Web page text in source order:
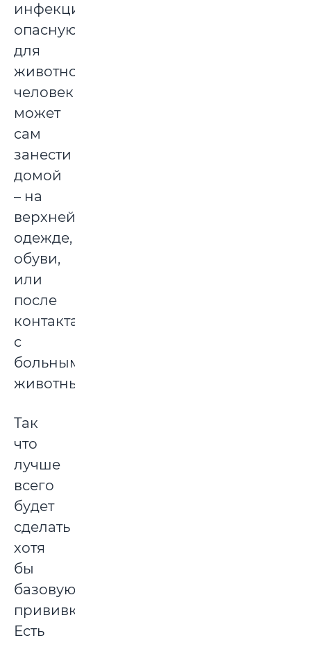
инфекцию,
опасную
для
животного,
человек
может
сам
занести
домой
– на
верхней
одежде,
обуви,
или
после
контакта
с
больным
животным.
Так
что
лучше
всего
будет
сделать
хотя
бы
базовую
прививку.
Есть